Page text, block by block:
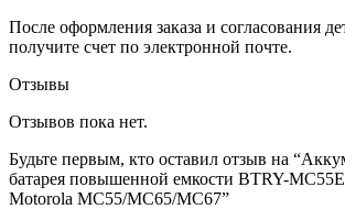
После оформления заказа и согласования
получите счет по электронной почте.
Отзывы
Отзывов пока нет.
Будьте первым, кто оставил отзыв на
батарея повышенной емкости BTRY-
Motorola MC55/MC65/MC67”